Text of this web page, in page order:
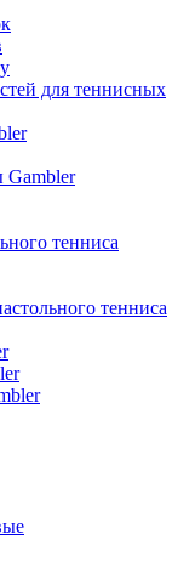
для теннисных
Gambler
тенниса
тенниса